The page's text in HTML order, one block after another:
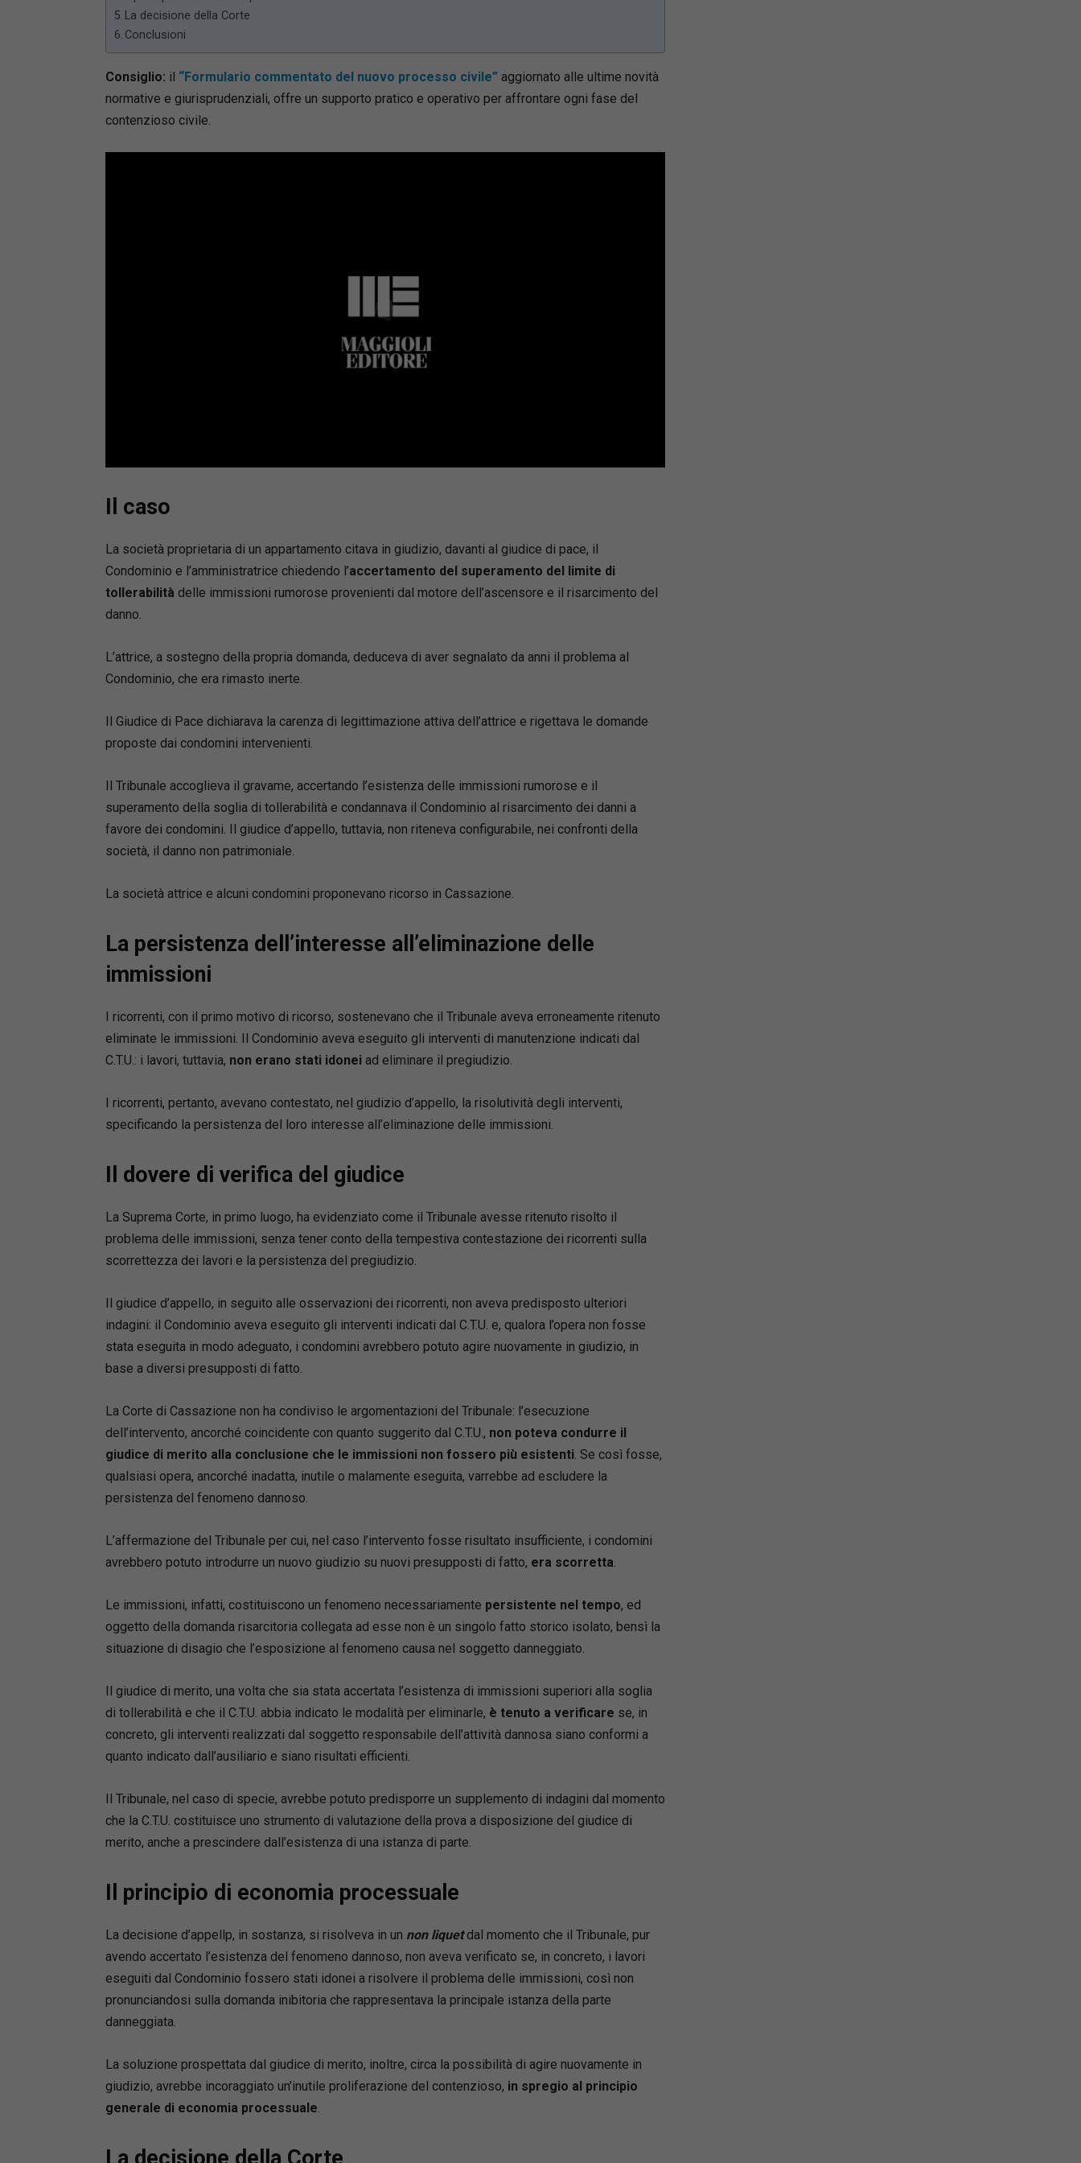
La decisione della Corte
Conclusioni
Consiglio: il “Formulario commentato del nuovo processo civile”aggiornato alle ultime novità
normative e giurisprudenziali, offre un supporto pratico e operativo per affrontare ogni fase del
contenzioso civile.
Il caso
La società proprietaria di un appartamento citava in giudizio, davanti al giudice di pace, il
Condominio e l’amministratrice chiedendo l’accertamento del superamento del limite di
tollerabilità delle immissioni rumorose provenienti dal motore dell’ascensore e il risarcimento del
danno.
L’attrice, a sostegno della propria domanda, deduceva di aver segnalato da anni il problema al
Condominio, che era rimasto inerte.
Il Giudice di Pace dichiarava la carenza di legittimazione attiva dell’attrice e rigettava le domande
proposte dai condomini intervenienti.
Il Tribunale accoglieva il gravame, accertando l’esistenza delle immissioni rumorose e il
superamento della soglia di tollerabilità e condannava il Condominio al risarcimento dei danni a
favore dei condomini. Il giudice d’appello, tuttavia, non riteneva configurabile, nei confronti della
società, il danno non patrimoniale.
La società attrice e alcuni condomini proponevano ricorso in Cassazione.
La persistenza dell’interesse all’eliminazione delle
immissioni
I ricorrenti, con il primo motivo di ricorso, sostenevano che il Tribunale aveva erroneamente ritenuto
eliminate le immissioni. Il Condominio aveva eseguito gli interventi di manutenzione indicati dal
C.T.U.: i lavori, tuttavia, non erano stati idonei ad eliminare il pregiudizio.
I ricorrenti, pertanto, avevano contestato, nel giudizio d’appello, la risolutività degli interventi,
specificando la persistenza del loro interesse all’eliminazione delle immissioni.
Il dovere di verifica del giudice
La Suprema Corte, in primo luogo, ha evidenziato come il Tribunale avesse ritenuto risolto il
problema delle immissioni, senza tener conto della tempestiva contestazione dei ricorrenti sulla
scorrettezza dei lavori e la persistenza del pregiudizio.
Il giudice d’appello, in seguito alle osservazioni dei ricorrenti, non aveva predisposto ulteriori
indagini: il Condominio aveva eseguito gli interventi indicati dal C.T.U. e, qualora l’opera non fosse
stata eseguita in modo adeguato, i condomini avrebbero potuto agire nuovamente in giudizio, in
base a diversi presupposti di fatto.
La Corte di Cassazione non ha condiviso le argomentazioni del Tribunale: l’esecuzione
dell’intervento, ancorché coincidente con quanto suggerito dal C.T.U., non poteva condurre il
giudice di merito alla conclusione che le immissioni non fossero più esistenti . Se così fosse,
qualsiasi opera, ancorché inadatta, inutile o malamente eseguita, varrebbe ad escludere la
persistenza del fenomeno dannoso.
L’affermazione del Tribunale per cui, nel caso l’intervento fosse risultato insufficiente, i condomini
avrebbero potuto introdurre un nuovo giudizio su nuovi presupposti di fatto, era scorretta
Le immissioni, infatti, costituiscono un fenomeno necessariamente persistente nel tempo, ed
oggetto della domanda risarcitoria collegata ad esse non è un singolo fatto storico isolato, bensì la
situazione di disagio che l’esposizione al fenomeno causa nel soggetto danneggiato.
Il giudice di merito, una volta che sia stata accertata l’esistenza di immissioni superiori alla soglia
di tollerabilità e che il C.T.U. abbia indicato le modalità per eliminarle, è tenuto a verificare se, in
concreto, gli interventi realizzati dal soggetto responsabile dell’attività dannosa siano conformi a
quanto indicato dall’ausiliario e siano risultati efficienti.
Il Tribunale, nel caso di specie, avrebbe potuto predisporre un supplemento di indagini dal momento
che la C.T.U. costituisce uno strumento di valutazione della prova a disposizione del giudice di
merito, anche a prescindere dall’esistenza di una istanza di parte.
Il principio di economia processuale
La decisione d’appellp, in sostanza, si risolveva in un non liquetdal momento che il Tribunale, pur
avendo accertato l’esistenza del fenomeno dannoso, non aveva verificato se, in concreto, i lavori
eseguiti dal Condominio fossero stati idonei a risolvere il problema delle immissioni, così non
pronunciandosi sulla domanda inibitoria che rappresentava la principale istanza della parte
danneggiata.
La soluzione prospettata dal giudice di merito, inoltre, circa la possibilità di agire nuovamente in
giudizio, avrebbe incoraggiato un’inutile proliferazione del contenzioso, in spregio al principio
generale di economia processuale
La decisione della Corte